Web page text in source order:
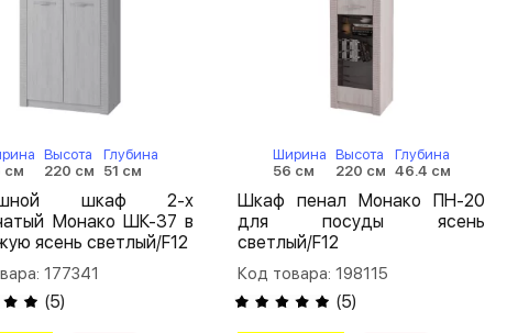
см
Высота
220 см
Глубина
51 см
шкаф 2-х
Монако ШК-37 в
ясень светлый/F12
177341
(5)
Ширина
56 см
Высота
220 см
Глубина
46.4 см
Шкаф пенал Монако ПН-20
для посуды ясень
светлый/F12
Код товара: 198115
(5)